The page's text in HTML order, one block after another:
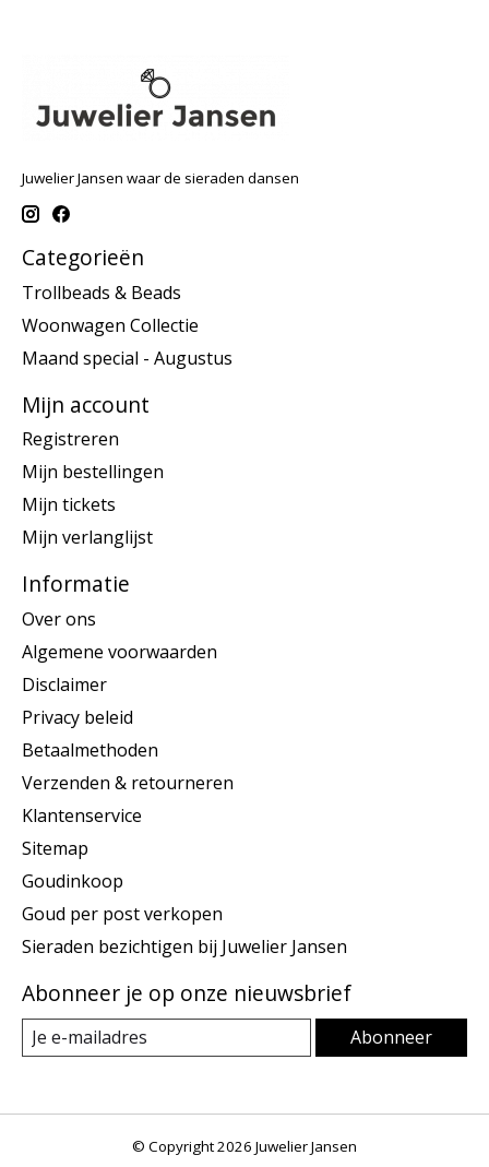
Juwelier Jansen waar de sieraden dansen
Categorieën
Trollbeads & Beads
Woonwagen Collectie
Maand special - Augustus
Mijn account
Registreren
Mijn bestellingen
Mijn tickets
Mijn verlanglijst
Informatie
Over ons
Algemene voorwaarden
Disclaimer
Privacy beleid
Betaalmethoden
Verzenden & retourneren
Klantenservice
Sitemap
Goudinkoop
Goud per post verkopen
Sieraden bezichtigen bij Juwelier Jansen
Abonneer je op onze nieuwsbrief
Abonneer
© Copyright 2026 Juwelier Jansen